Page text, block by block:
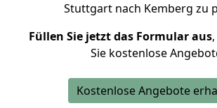
Stuttgart nach Kemberg zu
Füllen Sie jetzt das Formular aus
Sie kostenlose
Kostenlose Angebote